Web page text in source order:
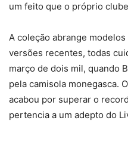
um feito que o próprio
A coleção abrange
versões recentes, todas
março de dois mil, quando
pela camisola monegasca.
acabou por superar o
pertencia a um adepto do